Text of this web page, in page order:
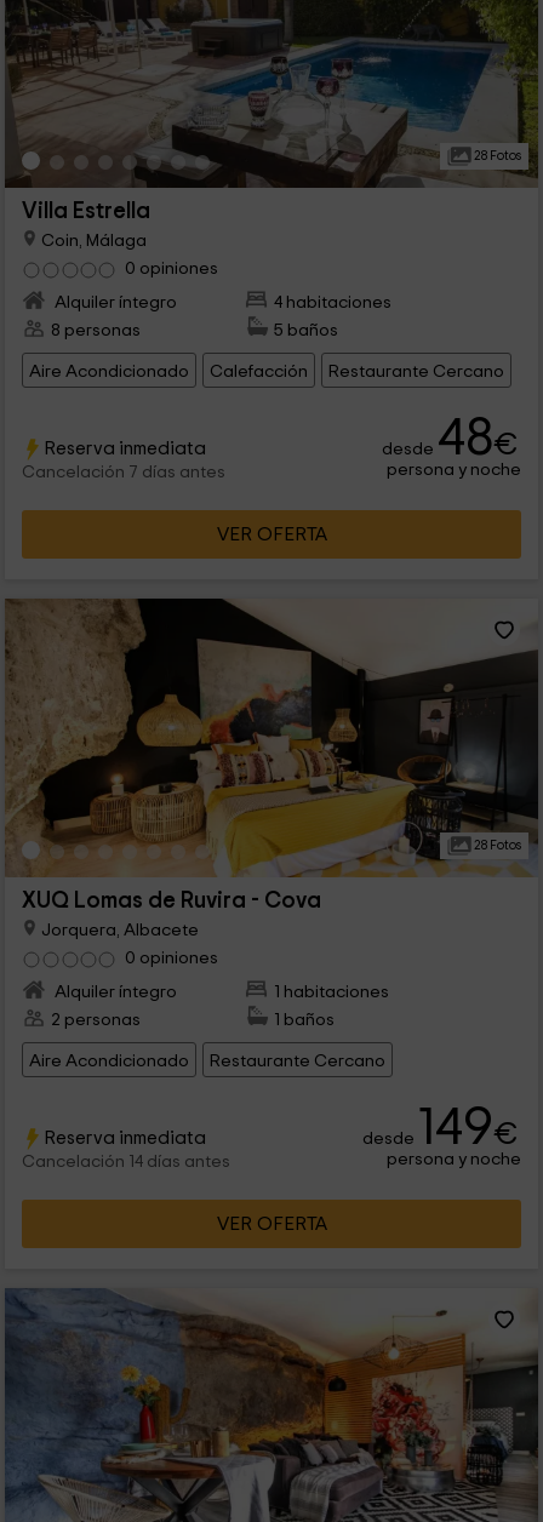
28 Fotos
Villa Estrella
Coin, Málaga
0 opiniones
Alquiler íntegro
4 habitaciones
8 personas
5 baños
Aire Acondicionado Calefacción Restaurante Cercano
Reserva inmediata
Cancelación 7 días antes
desde 48€
persona y noche
VER OFERTA
28 Fotos
XUQ Lomas de Ruvira - Cova
Jorquera, Albacete
0 opiniones
Alquiler íntegro
1 habitaciones
2 personas
1 baños
Aire Acondicionado Restaurante Cercano
Reserva inmediata
Cancelación 14 días antes
desde 149€
persona y noche
VER OFERTA